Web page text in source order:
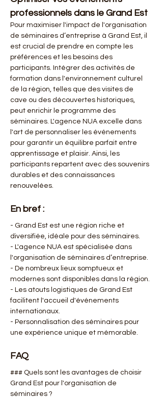
professionnels dans le Grand Est
Pour maximiser l'impact de l'organisation
de séminaires d’entreprise à Grand Est, il
est crucial de prendre en compte les
préférences et les besoins des
participants. Intégrer des activités de
formation dans l'environnement culturel
de la région, telles que des visites de
cave ou des découvertes historiques,
peut enrichir le programme des
séminaires. L'agence NUA excelle dans
l'art de personnaliser les événements
pour garantir un équilibre parfait entre
apprentissage et plaisir. Ainsi, les
participants repartent avec des souvenirs
durables et des connaissances
renouvelées.
En bref :
- Grand Est est une région riche et
diversifiée, idéale pour des séminaires.
- L'agence NUA est spécialisée dans
l'organisation de séminaires d’entreprise.
- De nombreux lieux somptueux et
modernes sont disponibles dans la région.
- Les atouts logistiques de Grand Est
facilitent l'accueil d'événements
internationaux.
- Personnalisation des séminaires pour
une expérience unique et mémorable.
FAQ
### Quels sont les avantages de choisir
Grand Est pour l'organisation de
séminaires ?